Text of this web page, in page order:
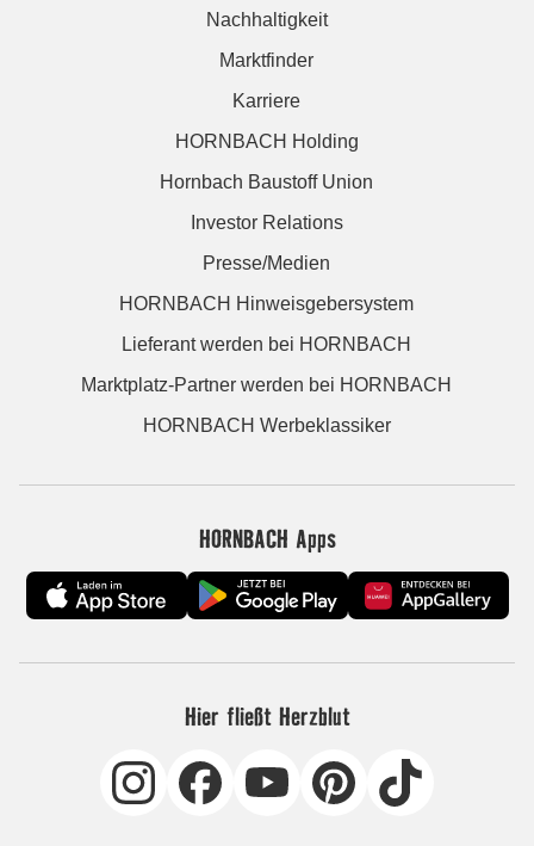
Nachhaltigkeit
Marktfinder
Karriere
HORNBACH Holding
Hornbach Baustoff Union
Investor Relations
Presse/Medien
HORNBACH Hinweisgebersystem
Lieferant werden bei HORNBACH
Marktplatz-Partner werden bei HORNBACH
HORNBACH Werbeklassiker
HORNBACH Apps
Hier fließt Herzblut